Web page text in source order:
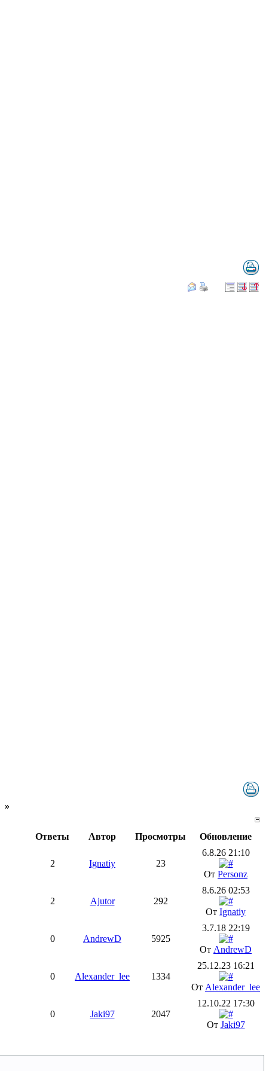
»
Ответы Автор Просмотры Обновление
2 Ignatiy 23
6.8.26 21:10
От Personz
2 Ajutor 292
8.6.26 02:53
От Ignatiy
0 AndrewD 5925
3.7.18 22:19
От AndrewD
0 Alexander_lee 1334
25.12.23 16:21
От Alexander_lee
0 Jaki97 2047
12.10.22 17:30
От Jaki97